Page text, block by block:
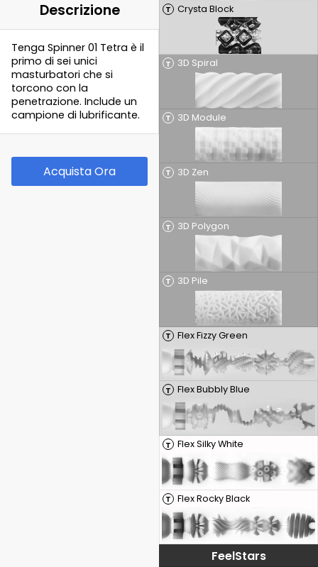
T Crysta Block
T 3D Spiral
T 3D Module
T 3D Zen
T 3D Polygon
T 3D Pile
T Flex Fizzy Green
T Flex Bubbly Blue
T Flex Silky White
T Flex Rocky Black
FeelStars
Descrizione
Tenga Spinner 01 Tetra è il
primo di sei unici
masturbatori che si
torcono con la
penetrazione. Include un
campione di lubrificante.
Acquista Ora